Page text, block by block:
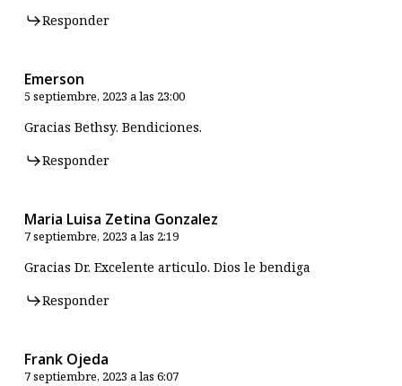
Responder
Emerson
5 septiembre, 2023 a las 23:00
Gracias Bethsy. Bendiciones.
Responder
Maria Luisa Zetina Gonzalez
7 septiembre, 2023 a las 2:19
Gracias Dr. Excelente articulo. Dios le bendiga
Responder
Frank Ojeda
7 septiembre, 2023 a las 6:07